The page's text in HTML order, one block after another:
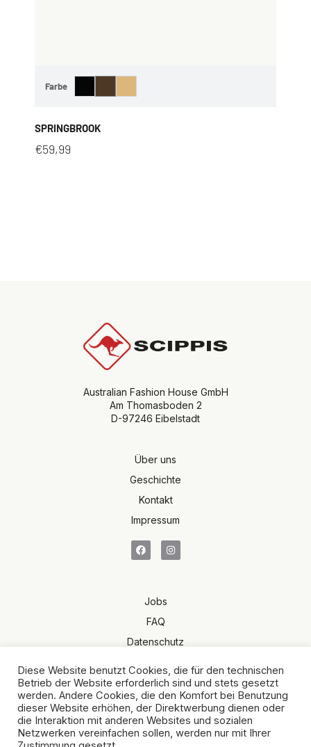
Farbe
SPRINGBROOK
€59,99
Australian Fashion House GmbH
Am Thomasboden 2
D-97246 Eibelstadt
Über uns
Geschichte
Kontakt
Impressum
Jobs
FAQ
Datenschutz
AGB
Diese Website benutzt Cookies, die für den technischen
Betrieb der Website erforderlich sind und stets gesetzt
werden. Andere Cookies, die den Komfort bei Benutzung
dieser Website erhöhen, der Direktwerbung dienen oder
die Interaktion mit anderen Websites und sozialen
Netzwerken vereinfachen sollen, werden nur mit Ihrer